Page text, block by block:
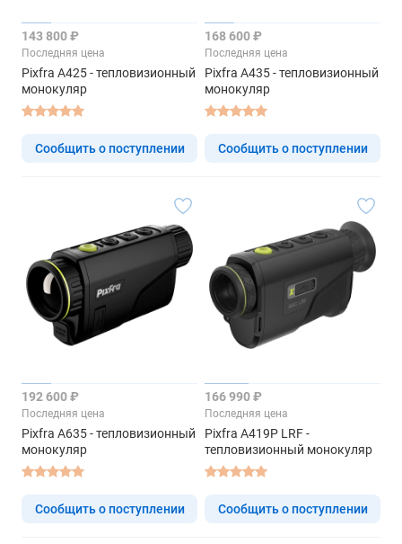
143 800 ₽
Последняя цена
Pixfra A425 - тепловизионный
монокуляр
Сообщить о поступлении
168 600 ₽
Последняя цена
Pixfra A435 - тепловизионный
монокуляр
Сообщить о поступлении
192 600 ₽
Последняя цена
Pixfra A635 - тепловизионный
монокуляр
Сообщить о поступлении
166 990 ₽
Последняя цена
Pixfra A419P LRF -
тепловизионный монокуляр
Сообщить о поступлении